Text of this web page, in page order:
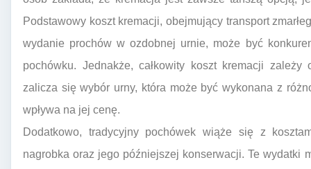
Podstawowy koszt kremacji, obejmujący transport
wydanie prochów w ozdobnej urnie, może być
pochówku. Jednakże, całkowity koszt kremacji
zalicza się wybór urny, która może być wykonana z
wpływa na jej cenę.
Dodatkowo, tradycyjny pochówek wiąże się z
nagrobka oraz jego późniejszej konserwacji. Te wydatki